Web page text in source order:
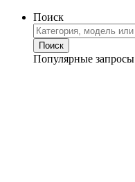
Поиск
Популярные запросы